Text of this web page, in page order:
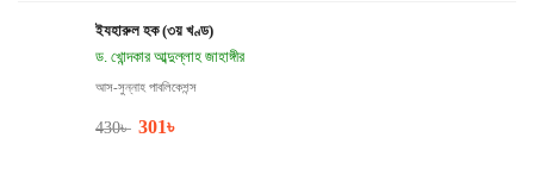
ইযহারুল হক (৩য় খণ্ড)
ড. খোন্দকার আব্দুল্লাহ জাহাঙ্গীর
আস-সুন্নাহ পাবলিকেশন্স
430৳ 301৳